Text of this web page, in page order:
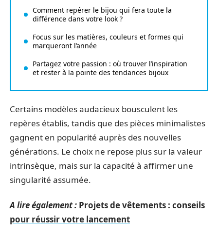
Comment repérer le bijou qui fera toute la
différence dans votre look ?
Focus sur les matières, couleurs et formes qui
marqueront l’année
Partagez votre passion : où trouver l’inspiration
et rester à la pointe des tendances bijoux
Certains modèles audacieux bousculent les
repères établis, tandis que des pièces minimalistes
gagnent en popularité auprès des nouvelles
générations. Le choix ne repose plus sur la valeur
intrinsèque, mais sur la capacité à affirmer une
singularité assumée.
A lire également : Projets de vêtements : conseils
pour réussir votre lancement